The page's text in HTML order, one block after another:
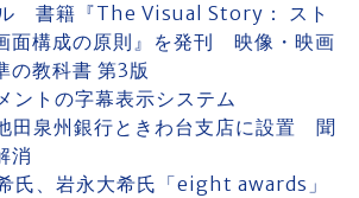
書籍『The Visual Story： スト
面構成の原則』を発刊 映像・映画
の教科書 第3版
ントの字幕表示システム
泉州銀行ときわ台支店に設置 聞
消
氏、岩永大希氏「eight awards」